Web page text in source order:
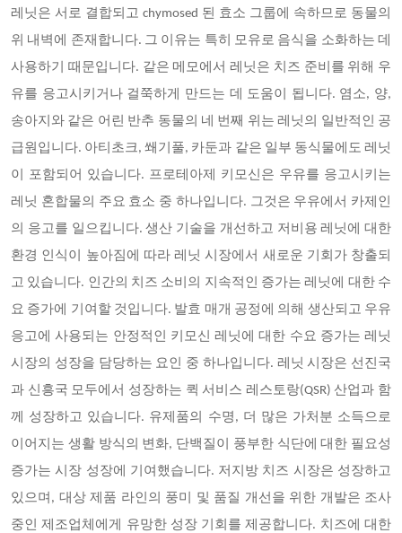
레닛은 서로 결합되고 chymosed 된 효소 그룹에 속하므로 동물의
위 내벽에 존재합니다. 그 이유는 특히 모유로 음식을 소화하는 데
사용하기 때문입니다. 같은 메모에서 레닛은 치즈 준비를 위해 우
유를 응고시키거나 걸쭉하게 만드는 데 도움이 됩니다. 염소, 양,
송아지와 같은 어린 반추 동물의 네 번째 위는 레닛의 일반적인 공
급원입니다. 아티초크, 쐐기풀, 카둔과 같은 일부 동식물에도 레닛
이 포함되어 있습니다. 프로테아제 키모신은 우유를 응고시키는
레닛 혼합물의 주요 효소 중 하나입니다. 그것은 우유에서 카제인
의 응고를 일으킵니다. 생산 기술을 개선하고 저비용 레닛에 대한
환경 인식이 높아짐에 따라 레닛 시장에서 새로운 기회가 창출되
고 있습니다. 인간의 치즈 소비의 지속적인 증가는 레닛에 대한 수
요 증가에 기여할 것입니다. 발효 매개 공정에 의해 생산되고 우유
응고에 사용되는 안정적인 키모신 레닛에 대한 수요 증가는 레닛
시장의 성장을 담당하는 요인 중 하나입니다. 레닛 시장은 선진국
과 신흥국 모두에서 성장하는 퀵 서비스 레스토랑(QSR) 산업과 함
께 성장하고 있습니다. 유제품의 수명, 더 많은 가처분 소득으로
이어지는 생활 방식의 변화, 단백질이 풍부한 식단에 대한 필요성
증가는 시장 성장에 기여했습니다. 저지방 치즈 시장은 성장하고
있으며, 대상 제품 라인의 풍미 및 품질 개선을 위한 개발은 조사
중인 제조업체에게 유망한 성장 기회를 제공합니다. 치즈에 대한